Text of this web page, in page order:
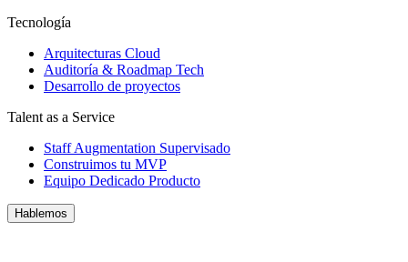
Tecnología
Arquitecturas Cloud
Auditoría & Roadmap Tech
Desarrollo de proyectos
Talent as a Service
Staff Augmentation Supervisado
Construimos tu MVP
Equipo Dedicado Producto
Hablemos